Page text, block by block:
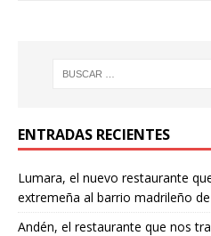
ENTRADAS RECIENTES
Lumara, el nuevo restaurante
extremeña al barrio madrileño
Andén, el restaurante que nos